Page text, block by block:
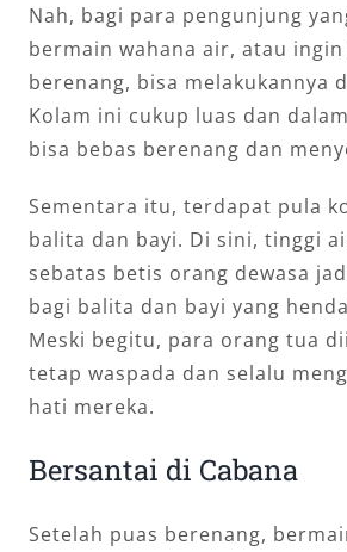
Nah, bagi para pengunjung
bermain wahana air, atau
berenang, bisa melakukannya
Kolam ini cukup luas dan
bisa bebas berenang dan
Sementara itu, terdapat pula
balita dan bayi. Di sini, tinggi
sebatas betis orang dewasa
bagi balita dan bayi yang
Meski begitu, para orang tua
tetap waspada dan selalu
hati mereka.
Bersantai di Cabana
Setelah puas berenang,